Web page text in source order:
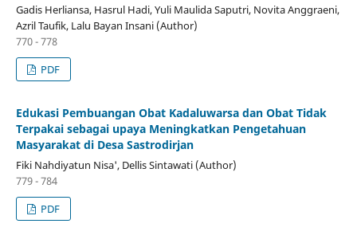
Gadis Herliansa, Hasrul Hadi, Yuli Maulida Saputri, Novita Anggraeni,
Azril Taufik, Lalu Bayan Insani (Author)
770 - 778
PDF
Edukasi Pembuangan Obat Kadaluwarsa dan Obat Tidak
Terpakai sebagai upaya Meningkatkan Pengetahuan
Masyarakat di Desa Sastrodirjan
Fiki Nahdiyatun Nisa', Dellis Sintawati (Author)
779 - 784
PDF